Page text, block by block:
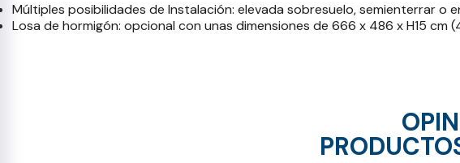
Múltiples posibilidades de Instalación: elevada sobresuelo, semienterrar o
Losa de hormigón: opcional con unas dimensiones de 666 x 486 x H15 cm